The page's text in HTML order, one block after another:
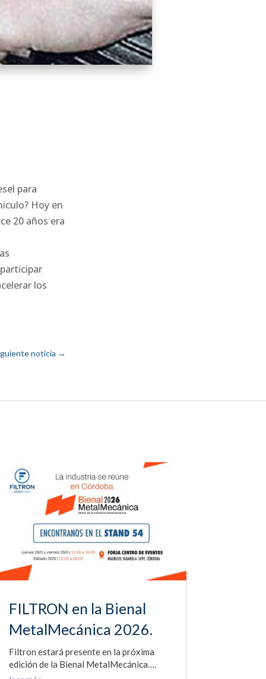
para
Hoy en
20 años era
los
noticia →
FILTRON en la Bienal
MetalMecánica 2026.
Filtron estará presente en la próxima
edición de la Bienal MetalMecánica….